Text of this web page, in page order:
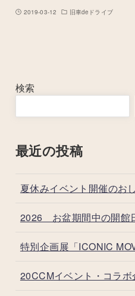
2019-03-12 旧車deドライブ
検索
最近の投稿
夏休みイベント開催のお
2026 お盆期間中の開館
特別企画展「ICONIC
20CCMイベント・コラ